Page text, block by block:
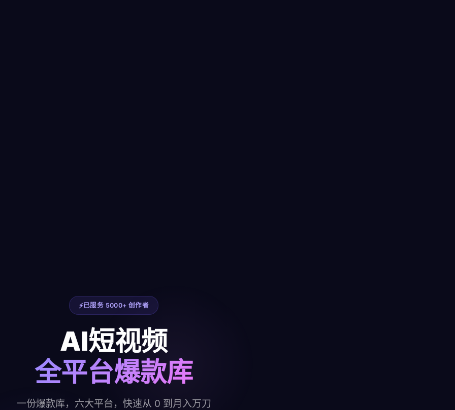
已服务 5000+ 创作者
AI短视频
全平台爆款库
一份爆款库，六大平台，快速从 0 到月入万刀